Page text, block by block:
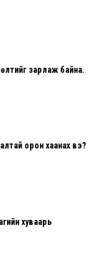
зарлаж байна.
орон хаанах вэ?
хуваарь